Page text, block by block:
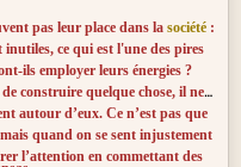
pas leur place dans la société :
ce qui est l'une des pires
ils employer leurs énergies ?
construire quelque chose, il ne
autour d’eux. Ce n’est pas que
quand on se sent injustement
l’attention en commettant des